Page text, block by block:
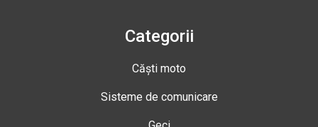
Categorii
Căști moto
Sisteme de comunicare